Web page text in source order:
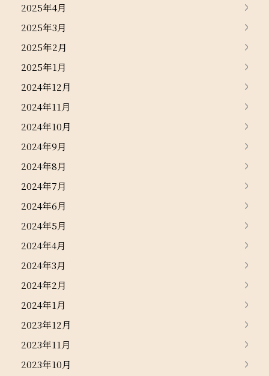
2025年4月
2025年3月
2025年2月
2025年1月
2024年12月
2024年11月
2024年10月
2024年9月
2024年8月
2024年7月
2024年6月
2024年5月
2024年4月
2024年3月
2024年2月
2024年1月
2023年12月
2023年11月
2023年10月